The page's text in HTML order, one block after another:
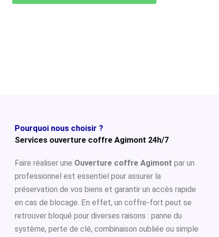
Pourquoi nous choisir ?
Services ouverture coffre Agimont 24h/7
Faire réaliser une Ouverture coffre Agimont par un
professionnel est essentiel pour assurer la
préservation de vos biens et garantir un accès rapide
en cas de blocage. En effet, un coffre-fort peut se
retrouver bloqué pour diverses raisons : panne du
système, perte de clé, combinaison oubliée ou simple